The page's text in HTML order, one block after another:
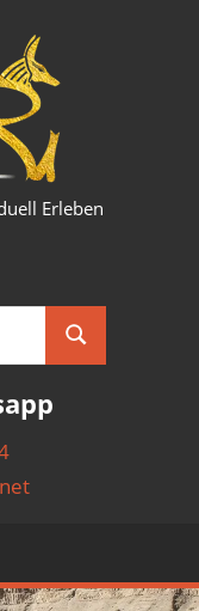
&
Erleben
Suchen